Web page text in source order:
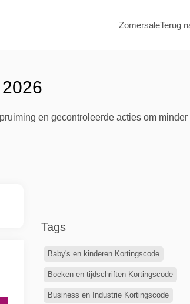
ZomersaleTerug
en gecontroleerde acties om
Tags
Baby's en kinderen Kortingscode
Boeken en tijdschriften Kortingscode
Business en Industrie Kortingscode